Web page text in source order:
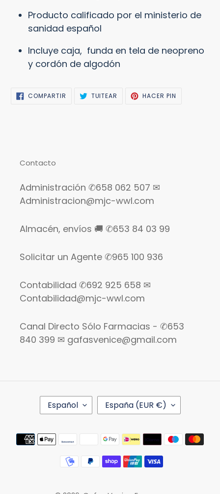
Producto calificado por el ministerio de
sanidad español
Incluye caja, funda en tela de neopreno
y cordón de algodón
COMPARTIR COMPARTIRTUITEAR TUITEARHACER PIN
Contacto
Administración ✆658 062 507 ✉
Administracion@mjc-wwl.com
Almacén, envíos 🚚 ✆653 84 03 99
Solicitar un Agente ✆965 100 936
Contabilidad ✆692 925 658 ✉
Contabilidad@mjc-wwl.com
Canal Directo Sólo Farmacias - ✆653
840 399 ✉ gafasvenice@gmail.com
I
D
O
M
Español
P
A
R
España (EUR €)
Métodos
pago